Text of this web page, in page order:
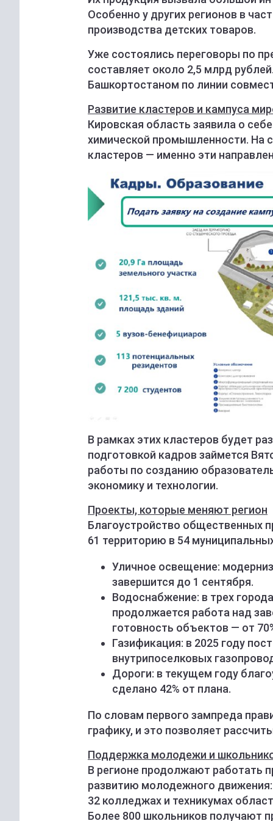
Особенно у других регионов в
производства детских товаров.
Уже состоялись переговоры по
составляет около 2,5 млрд
Башкортостаном по линии
Развитие кластеров и кампуса
Кировская область заявила о
химической промышленности. На
кластеров — именно эти
В рамках этих кластеров будет
подготовкой кадров займется
работы по созданию
экономику и технологии.
Проекты, которые меняют регион
Благоустройство общественных
61 территорию в 54
Уличное освещение:
завершится до 1 сентября.
Водоснабжение: в трех
продолжается работа над
готовность объектов — от
Газификация: в 2025 году
внутрипоселковых
Дороги: в текущем году
сделано 42% от плана.
По словам первого зампреда
графику, и это позволяет
Поддержка молодежи и
В регионе продолжают работать
развитию молодежного
32 колледжах и техникумах
Более 800 школьников получают